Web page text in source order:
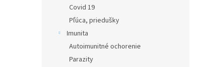
Covid 19
Pľúca, priedušky
Imunita
Autoimunitné ochorenie
Parazity